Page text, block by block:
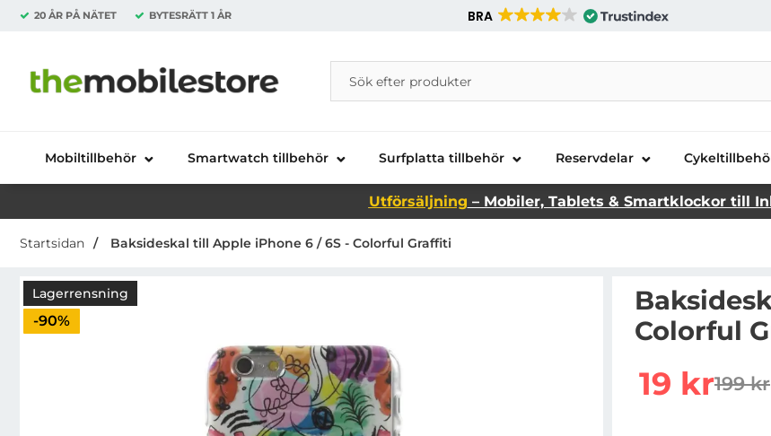
20 ÅR PÅ NÄTET BYTESRÄTT 1 ÅR BRA
Startsidan för Danira Telecom AB
Sök
Sök på Danira Telecom AB
Mobiltillbehör Smartwatch tillbehör Surfplatta tillbehör Reservdelar
Utförsäljning – Mobiler, Tablets & Smartklockor till
Startsidan Baksideskal till Apple iPhone 6 / 6S - Colorful Graffiti
Lagerrensning
Priset är nedsatt med
-90%
Colorful
rea pris
19 kr199 kr